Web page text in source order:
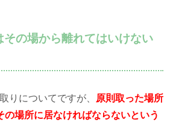
その場から離れてはいけない
りについてですが、
原則取った場所
の場所に居なければならないという